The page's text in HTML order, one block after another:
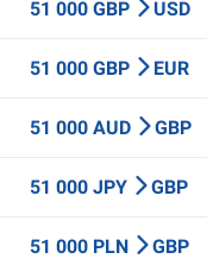
51 000 GBP USD
51 000 GBP EUR
51 000 AUD GBP
51 000 JPY GBP
51 000 PLN GBP